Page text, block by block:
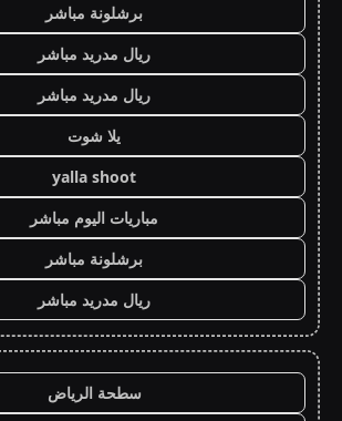
برشلونة مباشر
ريال مدريد مباشر
ريال مدريد مباشر
يلا شوت
yalla shoot
مباريات اليوم مباشر
برشلونة مباشر
ريال مدريد مباشر
سطحة الرياض